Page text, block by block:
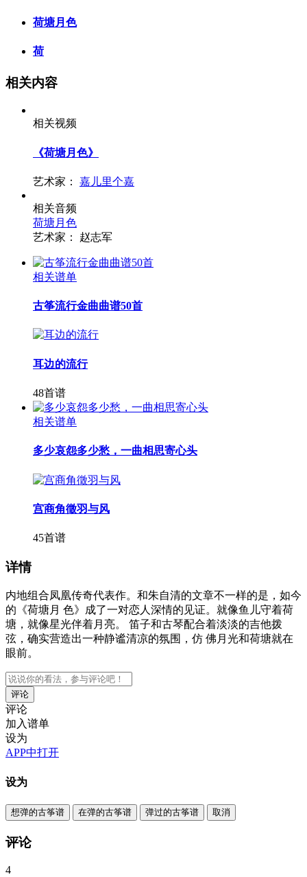
荷塘月色
荷
相关内容
相关视频
《荷塘月色》
艺术家： 嘉儿里个嘉
相关音频
荷塘月色
艺术家：
赵志军
相关谱单
古筝流行金曲曲谱50首
耳边的流行
48首谱
相关谱单
多少哀怨多少愁，一曲相思寄心头
宫商角徵羽与风
45首谱
详情
内地组合凤凰传奇代表作。和朱自清的文章不一样的是，如今
的《荷塘月 色》成了一对恋人深情的见证。就像鱼儿守着荷
塘，就像星光伴着月亮。 笛子和古琴配合着淡淡的吉他拨
弦，确实营造出一种静谧清凉的氛围，仿 佛月光和荷塘就在
眼前。
评论
评论
加入谱单
设为
APP中打开
设为
想弹的古筝谱 在弹的古筝谱 弹过的古筝谱 取消
评论
4